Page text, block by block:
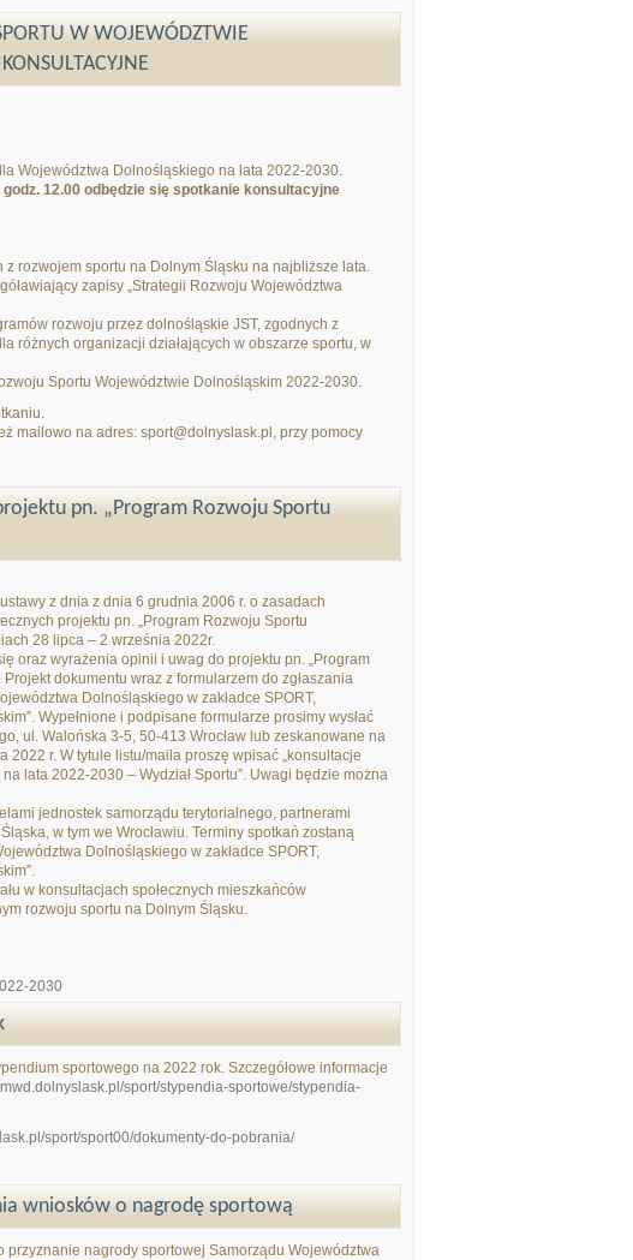
W WOJEWÓDZTWIE
Województwa Dolnośląskiego na lata 2022-2030.
12.00 odbędzie się spotkanie konsultacyjne
rozwojem sportu na Dolnym Śląsku na najbliższe lata.
zapisy „Strategii Rozwoju Województwa
rozwoju przez dolnośląskie JST, zgodnych z
różnych organizacji działających w obszarze sportu, w
Sportu Województwie Dolnośląskim 2022-2030.
mailowo na adres: sport@dolnyslask.pl, przy pomocy
pn. „Program Rozwoju Sportu
z dnia z dnia 6 grudnia 2006 r. o zasadach
projektu pn. „Program Rozwoju Sportu
28 lipca – 2 września 2022r.
oraz wyrażenia opinii i uwag do projektu pn. „Program
dokumentu wraz z formularzem do zgłaszania
Dolnośląskiego w zakładce SPORT,
Wypełnione i podpisane formularze prosimy wysłać
ul. Walońska 3-5, 50-413 Wrocław lub zeskanowane na
r. W tytule listu/maila proszę wpisać „konsultacje
lata 2022-2030 – Wydział Sportu”. Uwagi będzie można
jednostek samorządu terytorialnego, partnerami
w tym we Wrocławiu. Terminy spotkań zostaną
Dolnośląskiego w zakładce SPORT,
w konsultacjach społecznych mieszkańców
rozwoju sportu na Dolnym Śląsku.
2030
sportowego na 2022 rok. Szczegółowe informacje
sport/stypendia-sportowe/stypendia-
sport/sport00/dokumenty-do-pobrania/
wniosków o nagrodę sportową
przyznanie nagrody sportowej Samorządu Województwa